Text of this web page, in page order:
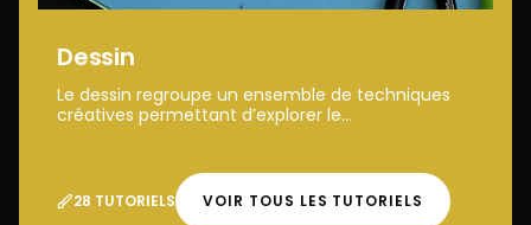
Dessin
Le dessin regroupe un ensemble de techniques
créatives permettant d’explorer le...
28 TUTORIELS VOIR TOUS LES TUTORIELS